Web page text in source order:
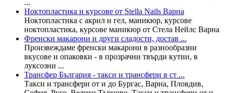
...
Ноктопластика и курсове от Stella Nails Варна
Ноктопластика с акрил и гел, маникюр, курсове
ноктопластика, курсове маникюр от Стела Нейлс Варна
Френски макарони и други сладости, достав ...
Произвеждаме френски макарони в разнообразни
вкусове и опаковки - в прозрачни твърди кутии, в
луксозни ...
Трансфер България - такси и трансфери в ст ...
Такси и трансфери от и до Бургас, Варна, Пловдив,